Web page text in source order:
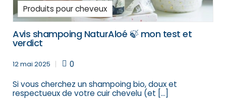
Produits pour cheveux
Avis shampoing NaturAloé 🍃 mon test et
verdict
12 mai 2025
0
Si vous cherchez un shampoing bio, doux et
respectueux de votre cuir chevelu (et […]